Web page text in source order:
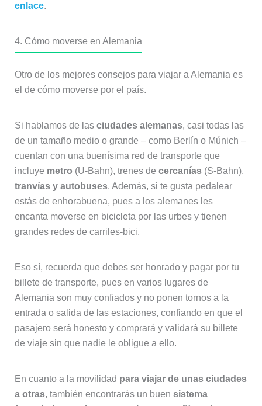
enlace.
4. Cómo moverse en Alemania
Otro de los mejores consejos para viajar a Alemania es
el de cómo moverse por el país.
Si hablamos de las ciudades alemanas, casi todas las
de un tamaño medio o grande – como Berlín o Múnich –
cuentan con una buenísima red de transporte que
incluye metro (U-Bahn), trenes de cercanías(S-Bahn),
tranvías y autobuses. Además, si te gusta pedalear
estás de enhorabuena, pues a los alemanes les
encanta moverse en bicicleta por las urbes y tienen
grandes redes de carriles-bici.
Eso sí, recuerda que debes ser honrado y pagar por tu
billete de transporte, pues en varios lugares de
Alemania son muy confiados y no ponen tornos a la
entrada o salida de las estaciones, confiando en que el
pasajero será honesto y comprará y validará su billete
de viaje sin que nadie le obligue a ello.
En cuanto a la movilidad para viajar de unas ciudades
a otras, también encontrarás un buen sistema